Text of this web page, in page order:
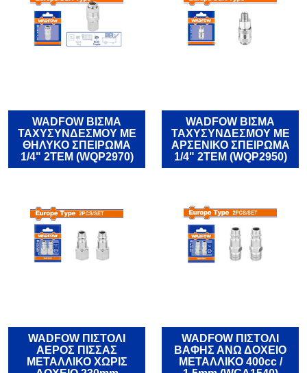
WADFOW ΒΙΣΜΑ
ΤΑΧΥΣΥΝΔΕΣΜΟΥ ΜΕ
ΘΗΛΥΚΟ ΣΠΕΙΡΩΜΑ
1/4" 2ΤΕΜ (WQP2970)
WADFOW ΒΙΣΜΑ
ΤΑΧΥΣΥΝΔΕΣΜΟΥ ΜΕ
ΑΡΣΕΝΙΚΟ ΣΠΕΙΡΩΜΑ
1/4" 2ΤΕΜ (WQP2950)
WADFOW ΠΙΣΤΟΛΙ
ΑΕΡΟΣ ΠΙΣΣΑΣ
ΜΕΤΑΛΛΙΚΟ ΧΩΡΙΣ
WADFOW ΠΙΣΤΟΛΙ
ΒΑΦΗΣ ΑΝΩ ΔΟΧΕΙΟ
ΜΕΤΑΛΛΙΚΟ 400cc /